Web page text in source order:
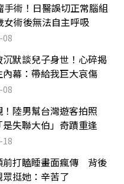
手術！日醫誤切正常腦組
術後無法自主呼吸
08
默談兒子身世！心碎揭
幕：帶給我巨大哀傷
08
！陸男幫台灣遊客拍照
失聯大伯」奇蹟重逢
18
前打瞌睡畫面瘋傳 背後
挺她：辛苦了